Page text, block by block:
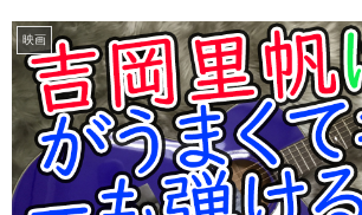
映画